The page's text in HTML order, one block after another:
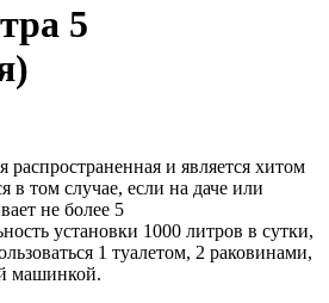
5
и является хитом
в том случае, если на даче или
не более 5
установки 1000 литров в сутки,
1 туалетом, 2 раковинами,
машинкой.